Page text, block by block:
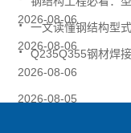
2026-08-06
2026-08-06
一文读懂钢结构型
.
2026-08-06
Q235Q355钢材焊
.
2026-08-05